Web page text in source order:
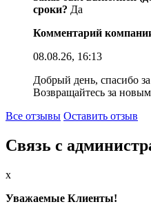
сроки? Да
Комментарий
08.08.26, 16:13
Добрый день, спасибо
Возвращайтесь за
Все отзывы Оставить отзыв
Связь с
x
Уважаемые Клиенты!